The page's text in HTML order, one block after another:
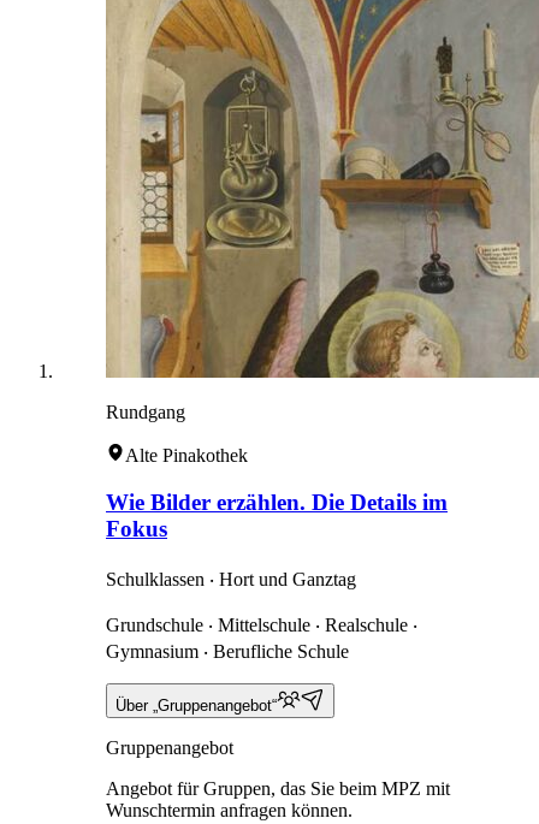
Rundgang
Alte Pinakothek
Wie Bilder erzählen. Die Details im
Fokus
Schulklassen ‧ Hort und Ganztag
Grundschule ‧ Mittelschule ‧ Realschule ‧
Gymnasium ‧ Berufliche Schule
Über „Gruppenangebot“
Gruppenangebot
Angebot für Gruppen, das Sie beim MPZ mit
Wunschtermin anfragen können.